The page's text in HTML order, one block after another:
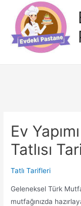
Ev
Tatlısı
Tatlı Tarifleri
Geleneksel Türk
mutfağınızda